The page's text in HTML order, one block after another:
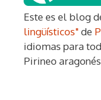
Este es el blog
lingüísticos"de
idiomas para
Pirineo